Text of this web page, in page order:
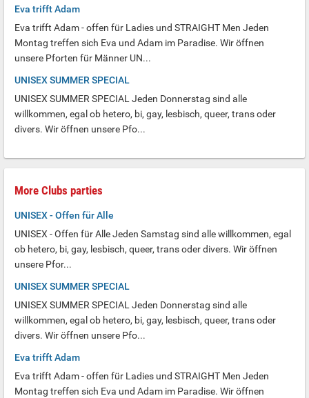
Eva trifft Adam
Eva trifft Adam - offen für Ladies und STRAIGHT Men Jeden
Montag treffen sich Eva und Adam im Paradise. Wir öffnen
unsere Pforten für Männer UN...
UNISEX SUMMER SPECIAL
UNISEX SUMMER SPECIAL Jeden Donnerstag sind alle
willkommen, egal ob hetero, bi, gay, lesbisch, queer, trans oder
divers. Wir öffnen unsere Pfo...
More Clubs parties
UNISEX - Offen für Alle
UNISEX - Offen für Alle Jeden Samstag sind alle willkommen, egal
ob hetero, bi, gay, lesbisch, queer, trans oder divers. Wir öffnen
unsere Pfor...
UNISEX SUMMER SPECIAL
UNISEX SUMMER SPECIAL Jeden Donnerstag sind alle
willkommen, egal ob hetero, bi, gay, lesbisch, queer, trans oder
divers. Wir öffnen unsere Pfo...
Eva trifft Adam
Eva trifft Adam - offen für Ladies und STRAIGHT Men Jeden
Montag treffen sich Eva und Adam im Paradise. Wir öffnen